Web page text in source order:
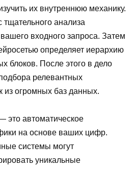
их внутреннюю механику.
тщательного анализа
входного запроса. Затем
определяет иерархию
блоков. После этого в дело
релевантных
из огромных баз данных.
это автоматическое
на основе ваших цифр.
системы могут
уникальные